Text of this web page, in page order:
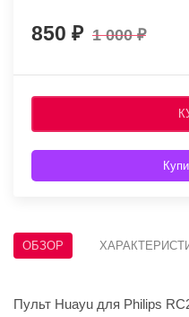
850 1 000
ОБЗОР
Пульт Huayu для Philips